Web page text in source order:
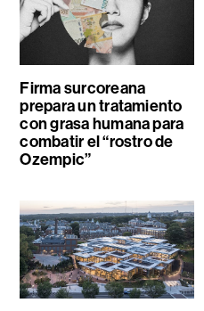
Firma surcoreana
prepara un tratamiento
con grasa humana para
combatir el “rostro de
Ozempic”